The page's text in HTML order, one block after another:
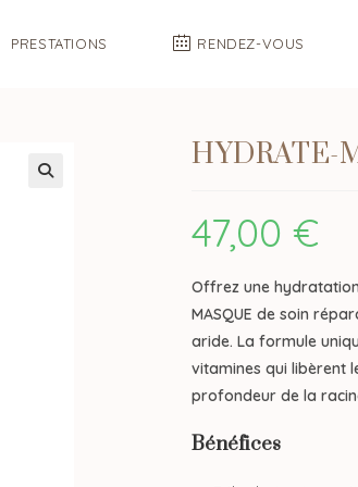
PRESTATIONS RENDEZ-VOUS
HYDRATE-
47,00 €
Offrez une hydratation
MASQUE de soin
aride. La formule
vitamines qui libèrent
profondeur de la
Bénéfices